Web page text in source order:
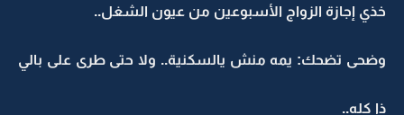
خذي إجازة الزواج الأسبوعين من عيون الشغل..
وضحى تضحك: يمه منش يالسكنية.. ولا حتى طرى على بالي
ذا كله..